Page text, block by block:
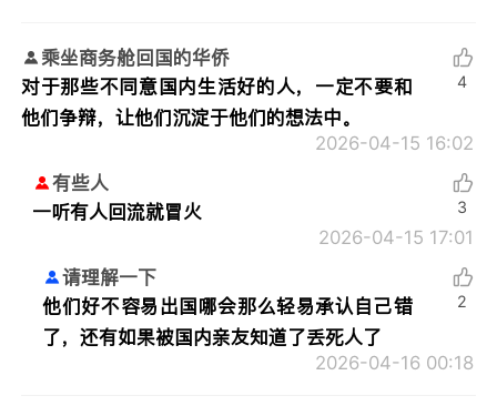
乘坐商务舱回国的华侨
对于那些不同意国内生活好的人，一定不要和
他们争辩，让他们沉淀于他们的想法中。
2026-04-15 16:02
4
有些人
一听有人回流就冒火
2026-04-15 17:01
3
请理解一下
他们好不容易出国哪会那么轻易承认自己错
了，还有如果被国内亲友知道了丢死人了
2026-04-16 00:18
2